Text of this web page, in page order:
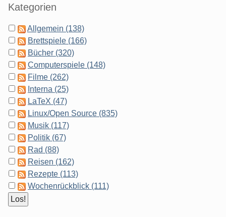
Kategorien
Allgemein (138)
Brettspiele (166)
Bücher (320)
Computerspiele (148)
Filme (262)
Interna (25)
LaTeX (47)
Linux/Open Source (835)
Musik (117)
Politik (67)
Rad (88)
Reisen (162)
Rezepte (113)
Wochenrückblick (111)